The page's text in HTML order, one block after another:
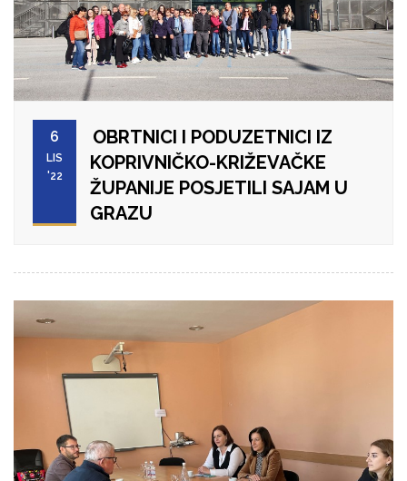
6
LIS
'22
OBRTNICI I PODUZETNICI IZ
KOPRIVNIČKO-KRIŽEVAČKE
ŽUPANIJE POSJETILI SAJAM U
GRAZU